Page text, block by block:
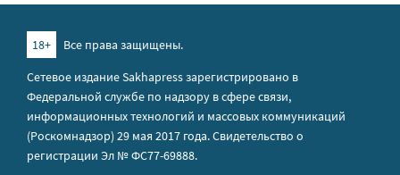
18+
Все права защищены.
Сетевое издание Sakhapress зарегистрировано в
Федеральной службе по надзору в сфере связи,
информационных технологий и массовых коммуникаций
(Роскомнадзор) 29 мая 2017 года. Свидетельство о
регистрации Эл № ФС77-69888.